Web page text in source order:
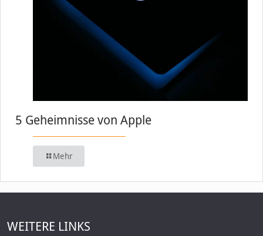
5 Geheimnisse von Apple
Mehr
WEITERE LINKS